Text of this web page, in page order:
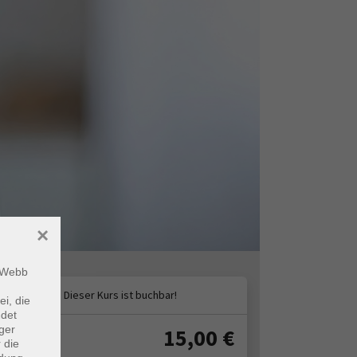
15,00 €
die
die
×